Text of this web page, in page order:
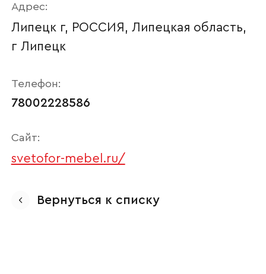
Адрес:
Липецк г, РОССИЯ, Липецкая область,
г Липецк
Телефон:
78002228586
Сайт:
svetofor-mebel.ru/
Вернуться к списку
Ваше имя